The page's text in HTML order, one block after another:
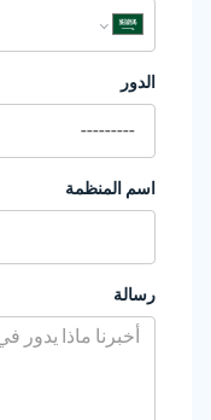
الدور
اسم المنظمة
رسالة